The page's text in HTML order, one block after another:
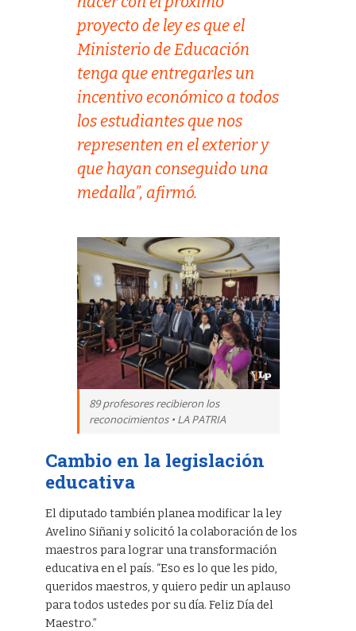
proyecto de ley es que el
Ministerio de Educación
tenga que entregarles un
incentivo económico a todos
los estudiantes que nos
representen en el exterior y
que hayan conseguido una
medalla”, afirmó.
89 profesores recibieron los
reconocimientos • LA PATRIA
Cambio en la legislación
educativa
El diputado también planea modificar la ley
Avelino Siñani y solicitó la colaboración de los
maestros para lograr una transformación
educativa en el país. “Eso es lo que les pido,
queridos maestros, y quiero pedir un aplauso
para todos ustedes por su día. Feliz Día del
Maestro.”